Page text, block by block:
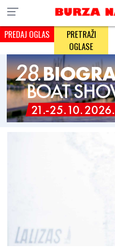
PREDAJ OGLAS
PRETRAŽI
OGLASE